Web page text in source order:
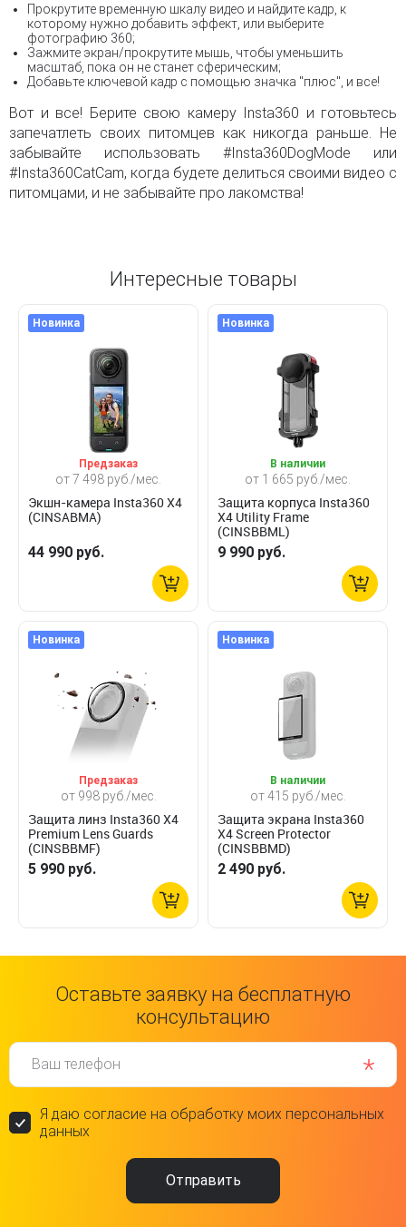
Прокрутите временную шкалу видео и найдите кадр, к
которому нужно добавить эффект, или выберите
фотографию 360;
Зажмите экран/прокрутите мышь, чтобы уменьшить
масштаб, пока он не станет сферическим;
Добавьте ключевой кадр с помощью значка "плюс", и все!
Вот и все! Берите свою камеру Insta360 и готовьтесь
запечатлеть своих питомцев как никогда раньше. Не
забывайте использовать #Insta360DogMode или
#Insta360CatCam, когда будете делиться своими видео с
питомцами, и не забывайте про лакомства!
Интересные товары
от 7 498 руб./мес.
Новинка
Предзаказ
Экшн-камера Insta360 X4
(CINSABMA)
44 990 руб.
от 1 665 руб./мес.
Новинка
В наличии
Защита корпуса Insta360
X4 Utility Frame
(CINSBBML)
9 990 руб.
от 998 руб./мес.
Новинка
Предзаказ
Защита линз Insta360 X4
Premium Lens Guards
(CINSBBMF)
5 990 руб.
от 415 руб./мес.
Новинка
В наличии
Защита экрана Insta360
X4 Screen Protector
(CINSBBMD)
2 490 руб.
Оставьте заявку на бесплатную
консультацию
Ваш телефон
Я даю согласие на обработку моих персональных
данных